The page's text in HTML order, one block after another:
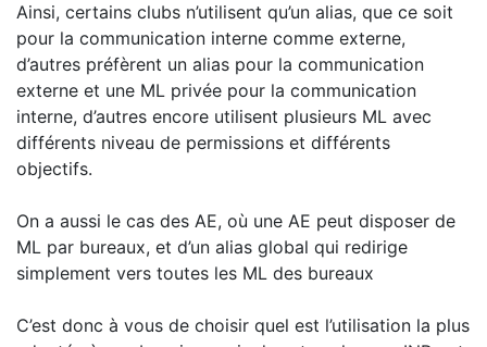
Ainsi, certains clubs n’utilisent qu’un alias, que ce soit
pour la communication interne comme externe,
d’autres préfèrent un alias pour la communication
externe et une ML privée pour la communication
interne, d’autres encore utilisent plusieurs ML avec
différents niveau de permissions et différents
objectifs.
On a aussi le cas des AE, où une AE peut disposer de
ML par bureaux, et d’un alias global qui redirige
simplement vers toutes les ML des bureaux
C’est donc à vous de choisir quel est l’utilisation la plus